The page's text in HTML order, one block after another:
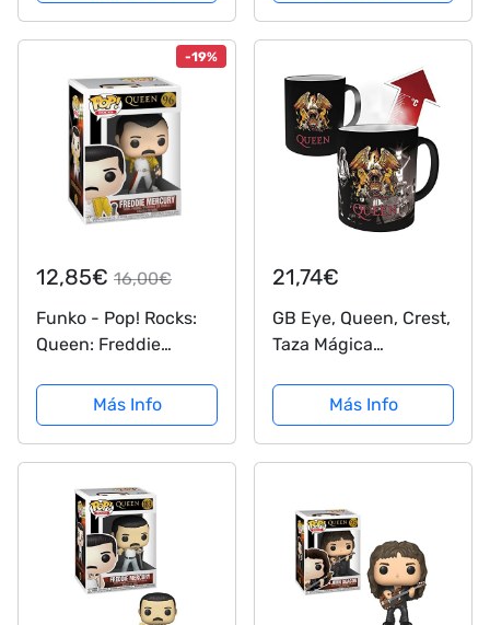
-19%
12,85€ 16,00€
Funko - Pop! Rocks:
Queen: Freddie
1986) Figura de Vinilo,
Multicolor (33732)
Más Info
21,74€
GB Eye, Queen, Crest,
Taza Mágica
Más Info